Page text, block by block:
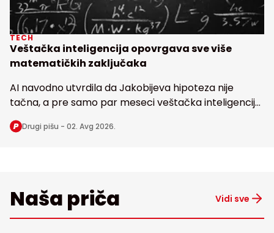
TECH
Veštačka inteligencija opovrgava sve više
matematičkih zaključaka
AI navodno utvrdila da Jakobijeva hipoteza nije
tačna, a pre samo par meseci veštačka inteligencija
dovela u pitanje i poznatu Erdoševu hipotezu, obe
stare bezmalo 100 godina
Drugi pišu - 02. Avg 2026.
Naša priča Vidi sve